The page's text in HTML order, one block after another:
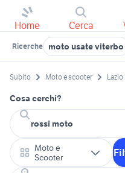
Home Cerca
Ricerche moto usate viterbo
Subito Moto e scooter Lazio
Cosa cerchi?
Moto e
Scooter